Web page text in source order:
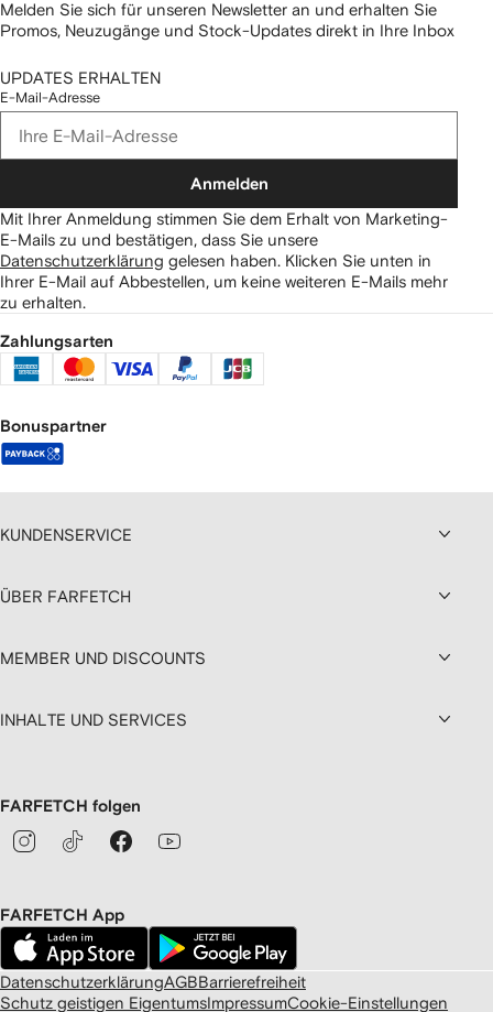
Melden Sie sich für unseren Newsletter an und erhalten Sie
Promos, Neuzugänge und Stock-Updates direkt in Ihre Inbox
UPDATES ERHALTEN
E-Mail-Adresse
Anmelden
Mit Ihrer Anmeldung stimmen Sie dem Erhalt von Marketing-
E-Mails zu und bestätigen, dass Sie unsere
Datenschutzerklärung gelesen haben. Klicken Sie unten in
Ihrer E-Mail auf Abbestellen, um keine weiteren E-Mails mehr
zu erhalten.
Zahlungsarten
Bonuspartner
KUNDENSERVICE
ÜBER FARFETCH
MEMBER UND DISCOUNTS
INHALTE UND SERVICES
FARFETCH folgen
FARFETCH App
DatenschutzerklärungAGBBarrierefreiheit
Schutz geistigen EigentumsImpressumCookie-Einstellungen